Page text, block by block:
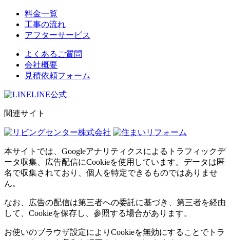
料金一覧
工事の流れ
アフターサービス
よくあるご質問
会社概要
見積依頼フォーム
LINE公式
関連サイト
本サイトでは、Googleアナリティクスによるトラフィックデ
ータ収集、広告配信にCookieを使用しています。データは匿
名で収集されており、個人を特定できるものではありませ
ん。
なお、広告の配信は第三者への委託に基づき、第三者を経由
して、Cookieを保存し、参照する場合があります。
お使いのブラウザ設定によりCookieを無効にすることでトラ